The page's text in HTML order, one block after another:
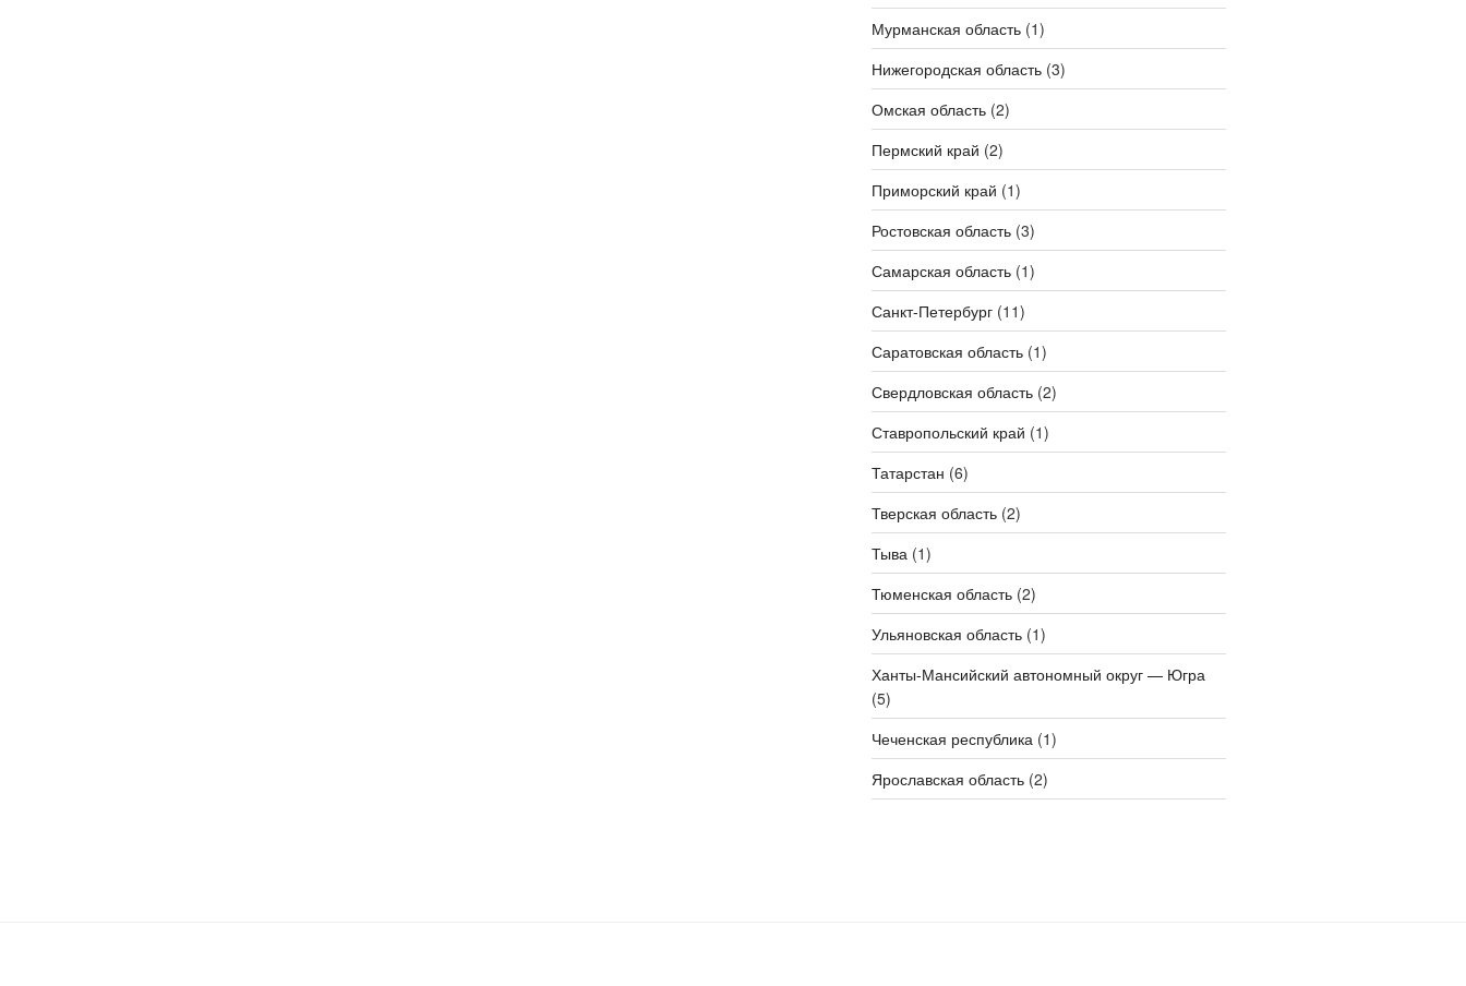
Мурманская область(1)
Нижегородская область(3)
Омская область(2)
Пермский край (2)
Приморский край (1)
Ростовская область(3)
Самарская область(1)
Санкт-Петербург(11)
Саратовская область(1)
Свердловская область(2)
Ставропольский край (1)
Татарстан (6)
Тверская область(2)
Тыва (1)
Тюменская область(2)
Ульяновская область(1)
Ханты-Мансийский автономный округ — Югра
(5)
Чеченская республика (1)
Ярославская область(2)